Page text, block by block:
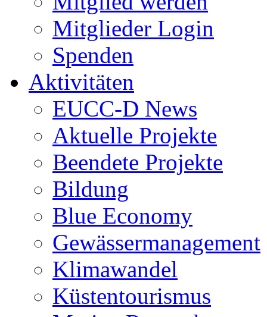
Mitglieder Login
Spenden
Aktivitäten
EUCC-D News
Aktuelle Projekte
Beendete Projekte
Bildung
Blue Economy
Gewässermanagement
Klimawandel
Küstentourismus